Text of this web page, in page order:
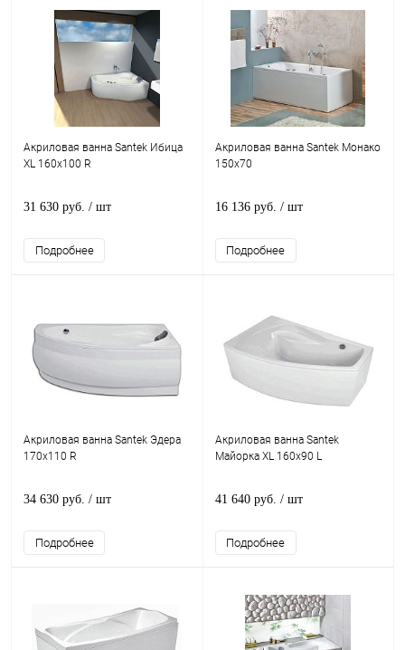
Акриловая ванна Santek Ибица
XL 160x100 R
31 630 руб. / шт
Подробнее
Акриловая ванна Santek Монако
150x70
16 136 руб. / шт
Подробнее
Акриловая ванна Santek Эдера
170x110 R
34 630 руб. / шт
Подробнее
Акриловая ванна Santek
Майорка XL 160x90 L
41 640 руб. / шт
Подробнее